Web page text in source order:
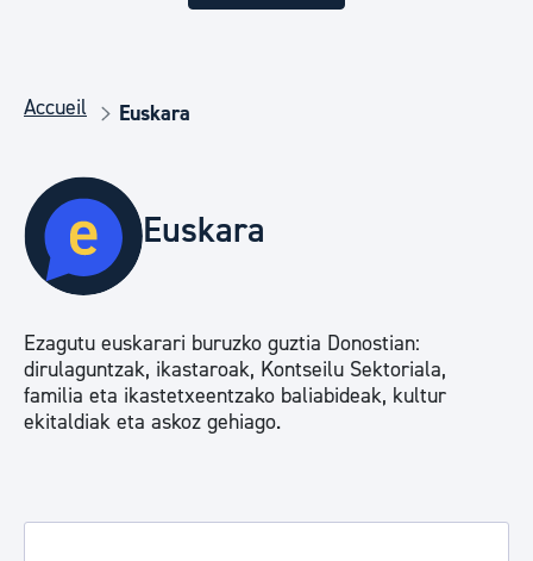
Accueil Euskara
Euskara
Ezagutu euskarari buruzko guztia Donostian:
dirulaguntzak, ikastaroak, Kontseilu Sektoriala,
familia eta ikastetxeentzako baliabideak, kultur
ekitaldiak eta askoz gehiago.